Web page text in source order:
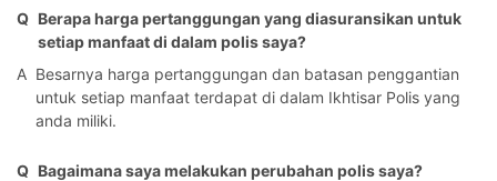
Q Berapa harga pertanggungan yang diasuransikan untuk
setiap manfaat di dalam polis saya?
A Besarnya harga pertanggungan dan batasan penggantian
untuk setiap manfaat terdapat di dalam Ikhtisar Polis yang
anda miliki.
Q Bagaimana saya melakukan perubahan polis saya?